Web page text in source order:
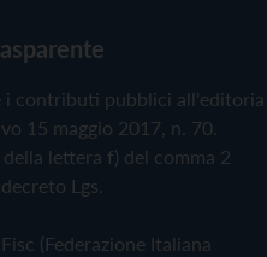
i contributi pubblici all'editoria
15 maggio 2017, n. 70.
lettera f) del comma 2
Lgs.
(Federazione Italiana